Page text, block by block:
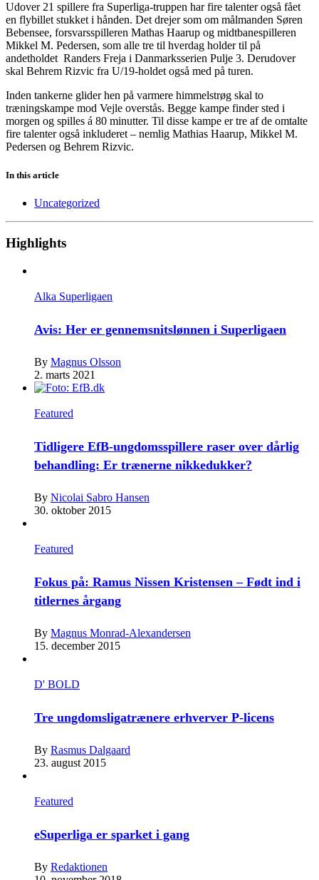
Udover 21 spillere fra Superliga-truppen har fire talenter også fået
en flybillet stukket i hånden. Det drejer som om målmanden Søren
Bebensee, forsvarsspilleren Mathas Haarup og midtbanespilleren
Mikkel M. Pedersen, som alle tre til hverdag holder til på
andetholdet Randers Freja i Danmarksserien Pulje 3. Derudover
skal Behrem Rizvic fra U/19-holdet også med på turen.
Inden tankerne glider hen på varmere himmelstrøg skal to
træningskampe mod Vejle overstås. Begge kampe finder sted i
morgen og spilles á 80 minutter. Til disse kampe er tre af de omtalte
fire talenter også inkluderet – nemlig Mathias Haarup, Mikkel M.
Pedersen og Behrem Rizvic.
In this article
Uncategorized
Highlights
Alka Superligaen
Avis: Her er gennemsnitslønnen i Superligaen
By Magnus Olsson
2. marts 2021
Featured
Tidligere EfB-ungdomsspillere raser over dårlig
behandling: Er trænerne nikkedukker?
By Nicolai Sabro Hansen
30. oktober 2015
Featured
Fokus på: Ramus Nissen Kristensen – Født ind i
titlernes årgang
By Magnus Monrad-Alexandersen
15. december 2015
D' BOLD
Tre ungdomsligatrænere erhverver P-licens
By Rasmus Dalgaard
23. august 2015
Featured
eSuperliga er sparket i gang
By Redaktionen